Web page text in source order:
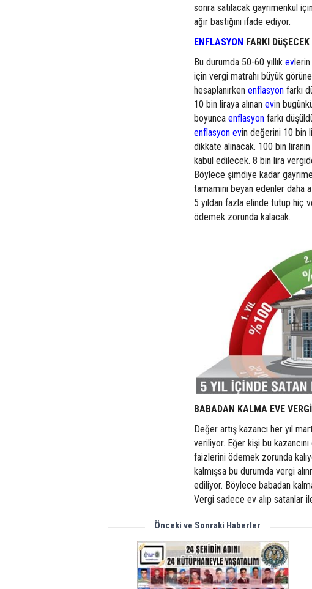
sonra satılacak gayrimenkul
ağır bastığını ifade ediyor.
ENFLASYON FARKI DüŞECEK
Bu durumda 50-60 yıllık evlerin
için vergi matrahı büyük
hesaplanırken enflasyon farkı
10 bin liraya alınan evin
boyunca enflasyon farkı
enflasyon evin değerini 10 bin
dikkate alınacak. 100 bin
kabul edilecek. 8 bin lira
Böylece şimdiye kadar
tamamını beyan edenler
5 yıldan fazla elinde tutup hiç
ödemek zorunda kalacak.
BABADAN KALMA EVE
Değer artış kazancı her yıl
veriliyor. Eğer kişi bu
faizlerini ödemek zorunda
kalmışsa bu durumda vergi
ediliyor. Böylece babadan
Vergi sadece ev alıp satanlar ile
Önceki ve Sonraki Haberler